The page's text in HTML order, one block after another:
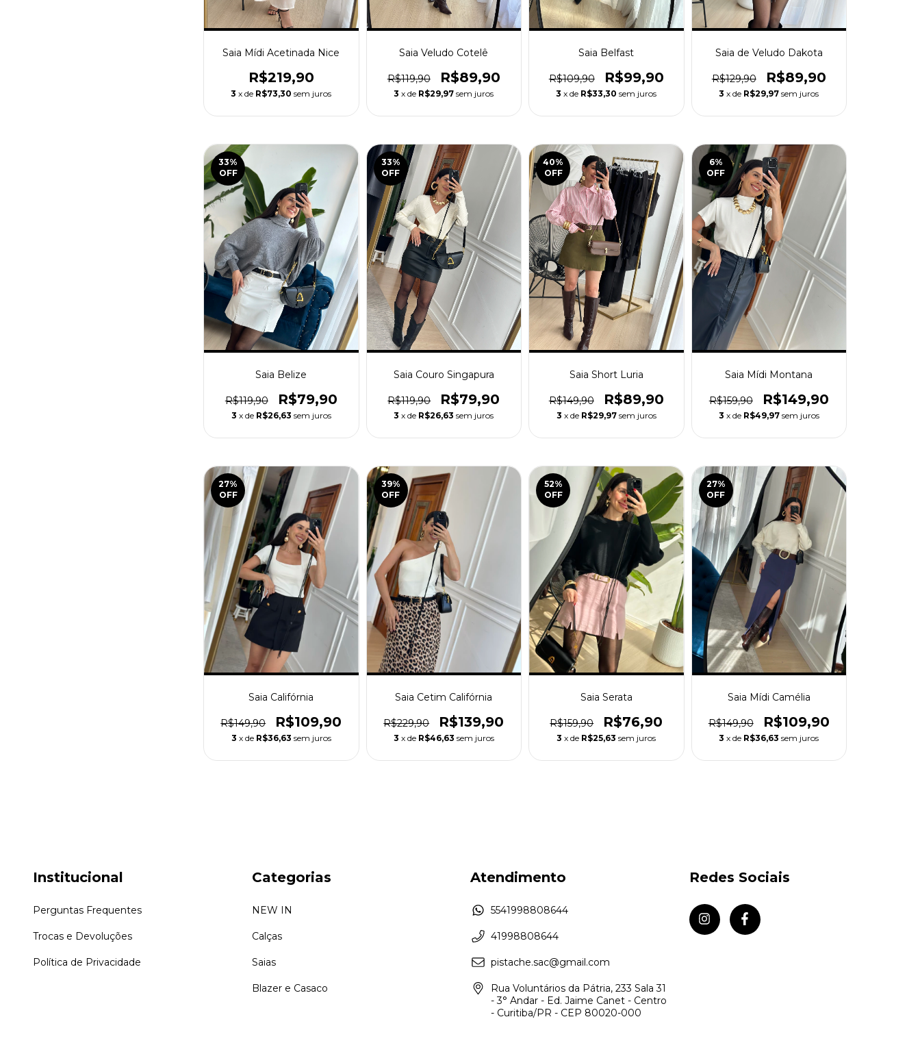
Saia Mídi Acetinada Nice
R$219,90
3 x de R$73,30 sem juros
Saia Veludo Cotelê
R$119,90 R$89,90
3 x de R$29,97 sem juros
Saia Belfast
R$109,90 R$99,90
3 x de R$33,30 sem juros
Saia de Veludo Dakota
R$129,90 R$89,90
3 x de R$29,97 sem juros
33%
OFF
Saia Belize
R$119,90 R$79,90
3 x de R$26,63 sem juros
33%
OFF
Saia Couro Singapura
R$119,90 R$79,90
3 x de R$26,63 sem juros
40%
OFF
Saia Short Luria
R$149,90 R$89,90
3 x de R$29,97 sem juros
6%
OFF
Saia Mídi Montana
R$159,90 R$149,90
3 x de R$49,97 sem juros
27%
OFF
Saia Califórnia
R$149,90 R$109,90
3 x de R$36,63 sem juros
39%
OFF
Saia Cetim Califórnia
R$229,90 R$139,90
3 x de R$46,63 sem juros
52%
OFF
Saia Serata
R$159,90 R$76,90
3 x de R$25,63 sem juros
27%
OFF
Saia Mídi Camélia
R$149,90 R$109,90
3 x de R$36,63 sem juros
Institucional
Perguntas Frequentes
Trocas e Devoluções
Política de Privacidade
Categorias
NEW IN
Calças
Saias
Blazer e Casaco
Atendimento
5541998808644
41998808644
pistache.sac@gmail.com
Rua Voluntários da Pátria, 233 Sala 31
- 3° Andar - Ed. Jaime Canet - Centro
- Curitiba/PR - CEP 80020-000
Redes Sociais